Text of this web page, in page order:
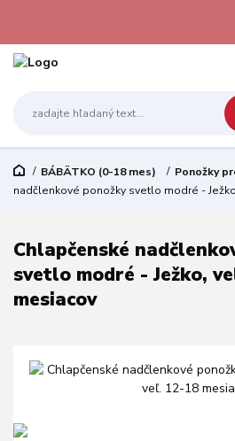
BÁBÄTKO (0-18 mes) Ponožky
nadčlenkové ponožky svetlo modré -
Chlapčenské
svetlo modré - Ježko,
mesiacov